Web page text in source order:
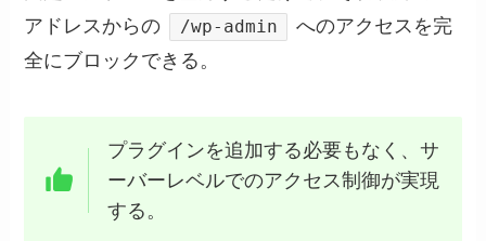
アドレスからの
/wp-admin
へのアクセスを完
全にブロックできる。
プラグインを追加する必要もなく、サ
ーバーレベルでのアクセス制御が実現
する。